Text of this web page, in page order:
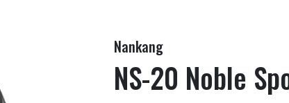
Nankang
NS-20 Noble